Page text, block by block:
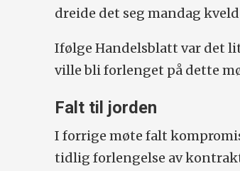
dreide det seg mandag
Ifølge Handelsblatt var det
ville bli forlenget på dette
Falt til jorden
I forrige møte falt
tidlig forlengelse av